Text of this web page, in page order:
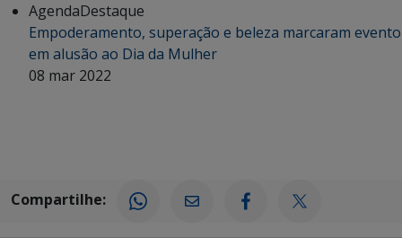
AgendaDestaque
Empoderamento, superação e beleza marcaram evento
em alusão ao Dia da Mulher
08 mar 2022
Compartilhe: